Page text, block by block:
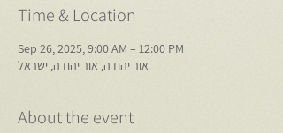
Time & Location
Sep 26, 2025, 9:00 AM – 12:00 PM
אור יהודה, אור יהודה, ישראל
About the event